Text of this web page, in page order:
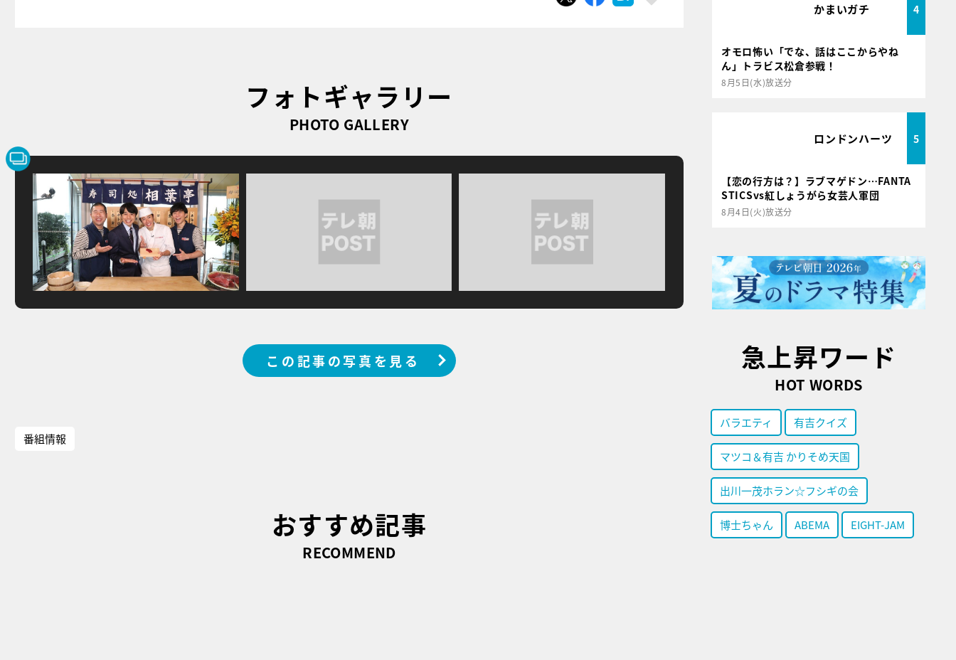
フォトギャラリー
PHOTO GALLERY
この記事の写真を見る
番組情報
おすすめ記事
RECOMMEND
かまいガチ 4
オモロ怖い「でな、話はここからやね
ん」トラビス松倉参戦！
8月5日(水)放送分
ロンドンハーツ 5
【恋の行方は？】ラブマゲドン…FANTA
STICSvs紅しょうがら女芸人軍団
8月4日(火)放送分
急上昇ワード
HOT WORDS
バラエティ 有吉クイズ
マツコ＆有吉 かりそめ天国
出川一茂ホラン☆フシギの会
博士ちゃん ABEMA EIGHT-JAM